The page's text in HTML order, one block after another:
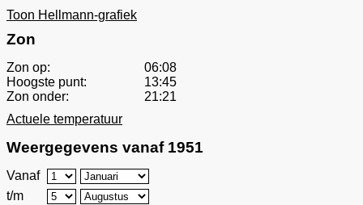
Toon Hellmann-grafiek
Zon
Zon op:
06:08
Hoogste punt:
13:45
Zon onder:
21:21
Actuele temperatuur
Weergegevens vanaf 1951
Vanaf
t/m